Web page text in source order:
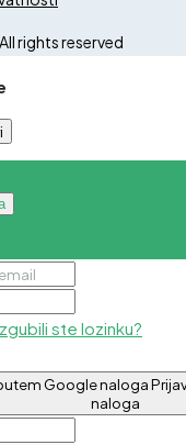
rights reserved
ste lozinku?
naloga